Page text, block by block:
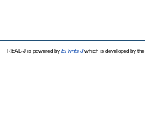
REAL-J is powered by EPrints 3which is developed by the